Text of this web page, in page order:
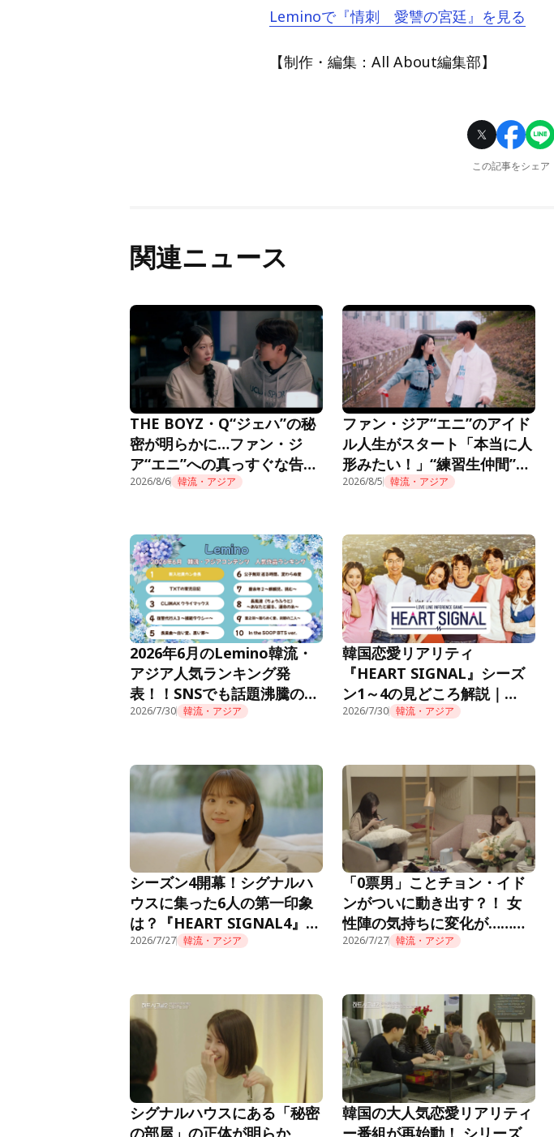
Leminoで『情刺 愛讐の宮廷』を見る
【制作・編集：All About編集部】
この記事をシェア
関連ニュース
THE BOYZ・Q“ジェハ”の秘
密が明らかに…ファン・ジ
ア“エニ”への真っすぐな告白
に胸キュン＜推しデビュー＞
2026/8/6 韓流・アジア
ファン・ジア“エニ”のアイド
ル人生がスタート「本当に人
形みたい！」“練習生仲間”も
話題に＜推しデビュー＞
2026/8/5 韓流・アジア
2026年6月のLemino韓流・
アジア人気ランキング発
表！！SNSでも話題沸騰の痛
快オフィスファンタジー『新
首位獲得！
2026/7/30 韓流・アジア
韓国恋愛リアリティ
『HEART SIGNAL』シーズ
ン1～4の見どころ解説｜
Lemino公式
2026/7/30 韓流・アジア
シーズン4開幕！シグナルハ
ウスに集った6人の第一印象
は？『HEART SIGNAL4』第
1話
2026/7/27 韓流・アジア
「0票男」ことチョン・イド
ンがついに動き出す？！ 女
性陣の気持ちに変化が……
『HEART SIGNAL3』第3話
2026/7/27 韓流・アジア
シグナルハウスにある「秘密
の部屋」の正体が明らか
韓国の大人気恋愛リアリティ
ー番組が再始動！ シリーズ